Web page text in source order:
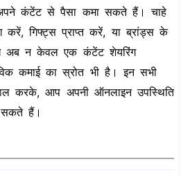
अपने कंटेंट से पैसा कमा सकते हैं। चाहे
करें, गिफ्ट्स प्राप्त करें, या ब्रांड्स के
अब न केवल एक कंटेंट शेयरिंग
कमाई का स्रोत भी है। इन सभी
करके, आप अपनी ऑनलाइन उपस्थिति
हैं।